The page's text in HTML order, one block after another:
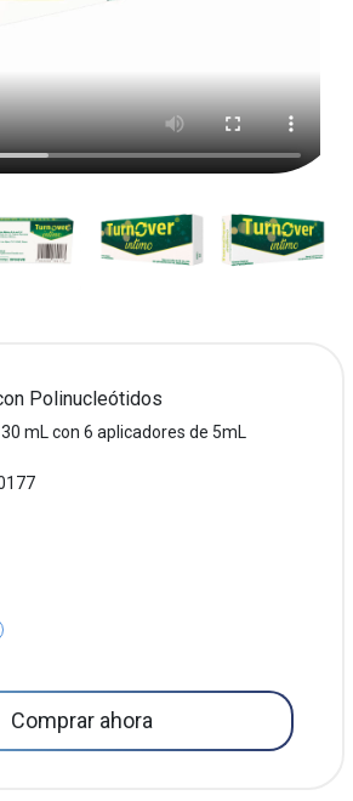
Polinucleótidos
mL con 6 aplicadores de 5mL
Comprar ahora